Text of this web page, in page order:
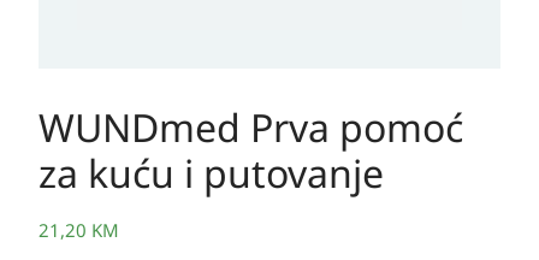
WUNDmed Prva pomoć
za kuću i putovanje
21,20 KM